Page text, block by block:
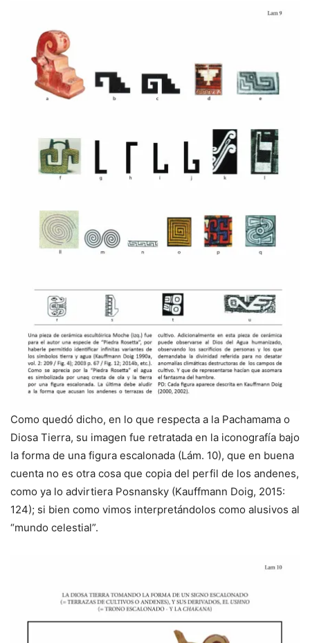
Como quedó dicho, en lo que respecta a la Pachamama o
Diosa Tierra, su imagen fue retratada en la iconografía bajo
la forma de una figura escalonada (Lám. 10), que en buena
cuenta no es otra cosa que copia del perfil de los andenes,
como ya lo advirtiera Posnansky (Kauffmann Doig, 2015:
124); si bien como vimos interpretándolos como alusivos al
“mundo celestial”.